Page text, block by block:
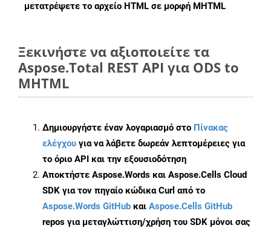
μετατρέψετε το αρχείο HTML σε μορφή MHTML
Ξεκινήστε να αξιοποιείτε τα
Aspose.Total REST API για ODS to
MHTML
Δημιουργήστε έναν λογαριασμό στο Πίνακας
ελέγχου για να λάβετε δωρεάν λεπτομέρειες για
το όριο API και την εξουσιοδότηση
Αποκτήστε Aspose.Words και Aspose.Cells Cloud
SDK για τον πηγαίο κώδικα Curl από το
Aspose.Words GitHub και Aspose.Cells GitHub
repos για μεταγλώττιση/χρήση του SDK μόνοι σας